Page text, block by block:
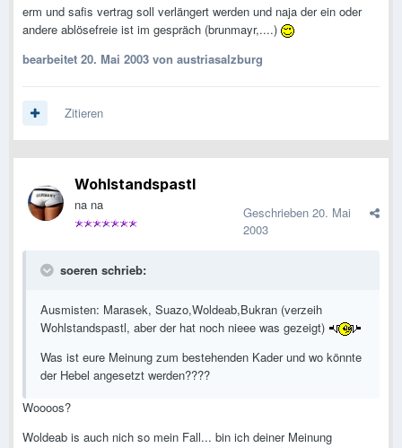
erm und safis vertrag soll verlängert werden und naja der ein oder
andere ablösefreie ist im gespräch (brunmayr,....)
bearbeitet 20. Mai 2003 von austriasalzburg
Zitieren
Wohlstandspastl
na na Geschrieben 20. Mai
2003
soeren schrieb:
Ausmisten: Marasek, Suazo,Woldeab,Bukran (verzeih
Wohlstandspastl, aber der hat noch nieee was gezeigt)
Was ist eure Meinung zum bestehenden Kader und wo könnte
der Hebel angesetzt werden????
Woooos?
Woldeab is auch nich so mein Fall... bin ich deiner Meinung